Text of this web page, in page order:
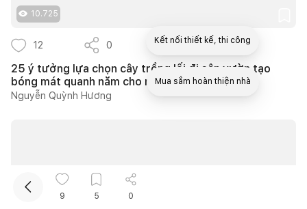
10.725
12 0 9
25 ý tưởng lựa chọn cây trồng lối đi sân vườn tạo
bóng mát quanh năm cho nhà phố
Nguyễn Quỳnh Hương
9 5 0
Kết nối thiết kế, thi công
Mua sắm hoàn thiện nhà